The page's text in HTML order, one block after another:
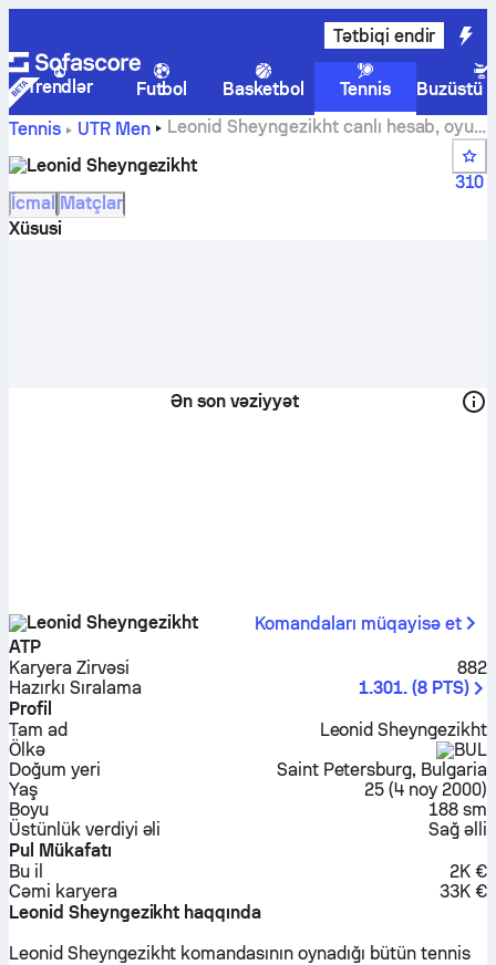
Tətbiqi endir
Trendlər Futbol Basketbol Tennis
Buzüstü
Tennis
UTR Men
Leonid Sheyngezikht canlı hesab, oyun
Leonid Sheyngezikht
310
İcmal Matçlar
Xüsusi
Ən son vəziyyət
Leonid Sheyngezikht
Komandaları müqayisə et
ATP
Karyera Zirvəsi
882
Hazırkı Sıralama
1.301. (8 PTS)
Profil
Tam ad
Leonid Sheyngezikht
Ölkə
BUL
Doğum yeri
Saint Petersburg, Bulgaria
Yaş
25 (4 noy 2000)
Boyu
188 sm
Üstünlük verdiyi əli
Sağ əlli
Pul Mükafatı
Bu il
2K €
Cəmi karyera
33K €
Leonid Sheyngezikht haqqında
Leonid Sheyngezikht komandasının oynadığı bütün tennis